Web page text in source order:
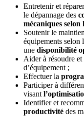
Entretenir et
le dépannage des
mécaniques selon
Soutenir le
équipements selon
une disponibilité
Aider à résoudre
d’équipement ;
Effectuer la
Participer à
visant
Identifier et
productivité des